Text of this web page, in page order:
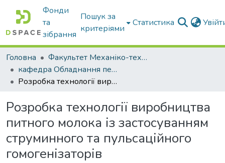
Фонди
та
зібрання
Пошук за
критеріями
Статистика
Головна
Факультет Механіко-технологічний
кафедра Обладнання переробних і харчових виробництв ім. професора Ф.Ю. Ялпачика
Розробка технології виробництва питного молока із застосуванням струминного та пульсаційного гомогенізаторів
Розробка технології виробництва
питного молока із застосуванням
струминного та пульсаційного
гомогенізаторів